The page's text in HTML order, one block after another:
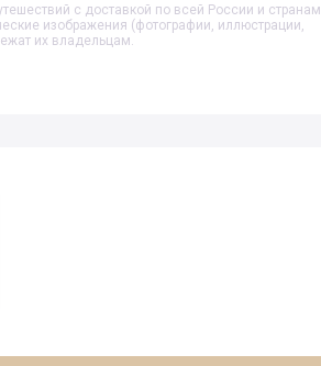
с доставкой по всей России и странам
изображения (фотографии, иллюстрации,
их владельцам.